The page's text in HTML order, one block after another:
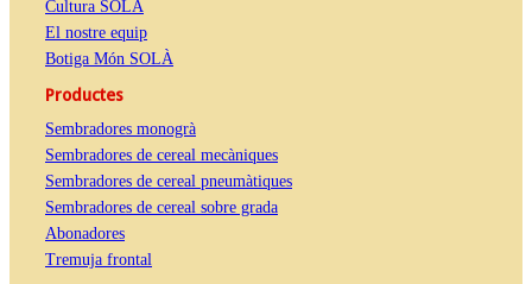
Cultura SOLÀ
El nostre equip
Botiga Món SOLÀ
Productes
Sembradores monogrà
Sembradores de cereal mecàniques
Sembradores de cereal pneumàtiques
Sembradores de cereal sobre grada
Abonadores
Tremuja frontal